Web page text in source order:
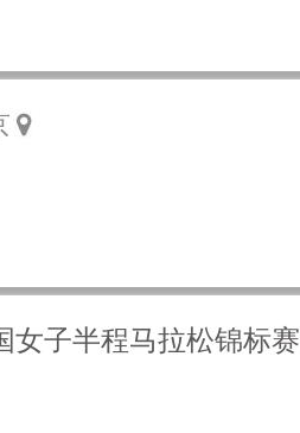
女子半程马拉松锦标赛